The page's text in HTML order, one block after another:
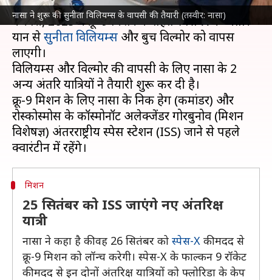
नासा ने शुरू की सुनीता विलियम्स के वापसी की तैयारी (तस्वीर: नासा)
अंतरिक्ष एजेंसीनासाने हाल ही में घोषणा की थी कि वह
फरवरी, 2025 में क्रू-9 मिशन के तहत स्पेस-X के अंतरिक्ष
यान सेसुनीता विलियम्स और बुच विल्मोर को वापस
लाएगी।
विलियम्स और विल्मोर की वापसी के लिए नासा के 2
अन्य अंतरिक्ष यात्रियों ने तैयारी शुरू कर दी है।
क्रू-9 मिशन के लिए नासा के निक हेग (कमांडर) और
रोस्कोस्मोस के कॉस्मोनॉट अलेक्जेंडर गोरबुनोव (मिशन
विशेषज्ञ) अंतरराष्ट्रीय स्पेस स्टेशन (ISS) जाने से पहले
मिशन
25 सितंबर को ISS जाएंगे नए अंतरिक्ष
यात्री
नासा ने कहा है की वह 26 सितंबर को स्पेस-X की मदद से
क्रू-9 मिशन को लॉन्च करेगी। स्पेस-X के फाल्कन 9 रॉकेट
की मदद से इन दोनों अंतरिक्ष यात्रियों को फ्लोरिडा के केप